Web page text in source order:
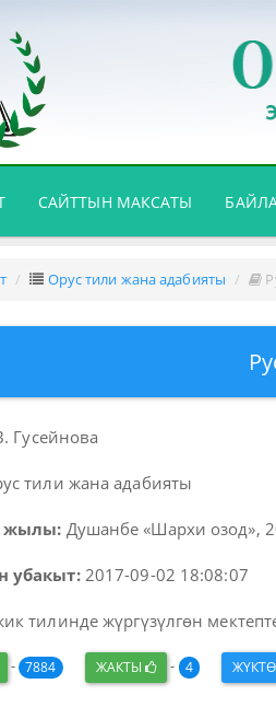
(CURRENT)
САЙТТЫН МАКСАТЫ
Орус тили жана адабияты
Гусейнова
тили жана адабияты
жылы: Душанбе «Шархи озод»,
убакыт:2017-09-02 18:08:07
тилинде жүргүзүлгөн
- 7884 ЖАКТЫ - 4